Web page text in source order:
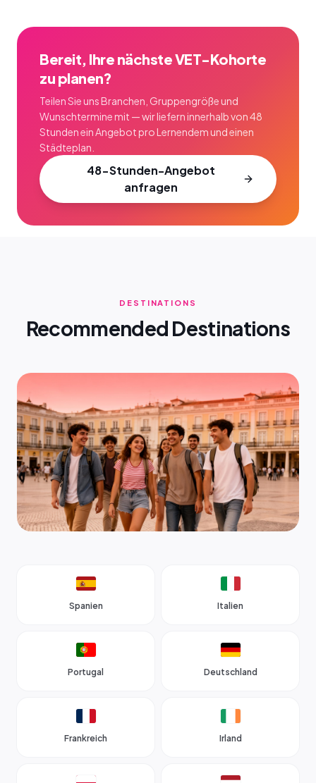
Bereit, Ihre nächste VET-Kohorte
zu planen?
Teilen Sie uns Branchen, Gruppengröße und
Wunschtermine mit — wir liefern innerhalb von 48
Stunden ein Angebot pro Lernendem und einen
Städteplan.
48-Stunden-Angebot
anfragen
DESTINATIONS
Recommended Destinations
Spanien Italien
Portugal Deutschland
Frankreich Irland